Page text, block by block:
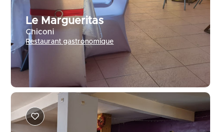
Le Margueritas
Chiconi
Restaurant gastronomique